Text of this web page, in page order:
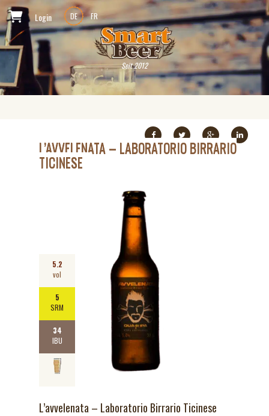
Login DE FR
Seit 2012
L’AVVELENATA – LABORATORIO BIRRARIO
TICINESE
L’avvelenata – Laboratorio Birrario Ticinese
5.2
vol
5
SRM
34
IBU